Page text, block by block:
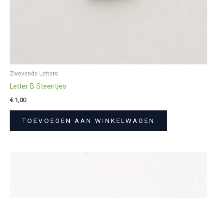
Zwevende Letters
Letter B Steentjes
€1,00
TOEVOEGEN AAN WINKELWAGEN